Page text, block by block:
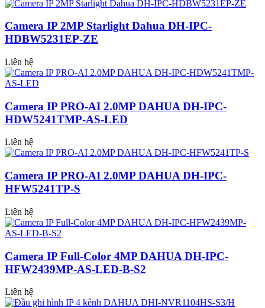
Camera IP 2MP Starlight Dahua DH-IPC-
HDBW5231EP-ZE
Liên hệ
Camera IP PRO-AI 2.0MP DAHUA DH-IPC-
HDW5241TMP-AS-LED
Liên hệ
Camera IP PRO-AI 2.0MP DAHUA DH-IPC-
HFW5241TP-S
Liên hệ
Camera IP Full-Color 4MP DAHUA DH-IPC-
HFW2439MP-AS-LED-B-S2
Liên hệ